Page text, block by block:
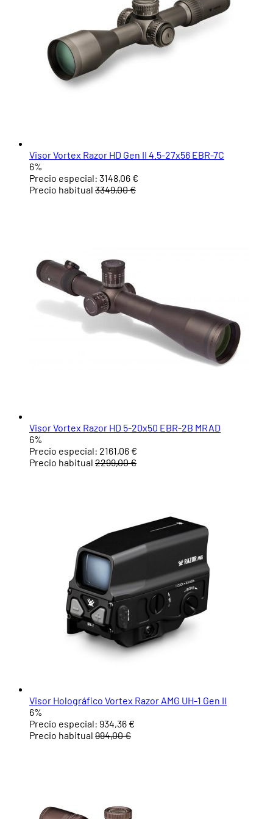
Visor Vortex Razor HD Gen II 4.5-27x56 EBR-7C
6%
Precio especial: 3148,06 €
Precio habitual 3349,00 €
Visor Vortex Razor HD 5-20x50 EBR-2B MRAD
6%
Precio especial: 2161,06 €
Precio habitual 2299,00 €
Visor Holográfico Vortex Razor AMG UH-1 Gen II
6%
Precio especial: 934,36 €
Precio habitual 994,00 €